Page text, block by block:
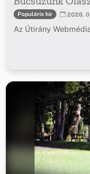
Populáris hír 2026.
Az Útirány